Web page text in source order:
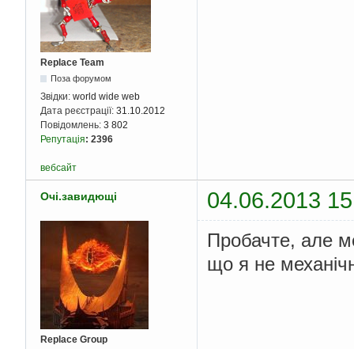
Replace Team
Поза форумом
Звідки: world wide web
Дата реєстрації: 31.10.2012
Повідомлень: 3 802
Репутація: 2396
вебсайт
Очі.завидющі 04.06.2013
Replace Group
Пробачте, але
що я не